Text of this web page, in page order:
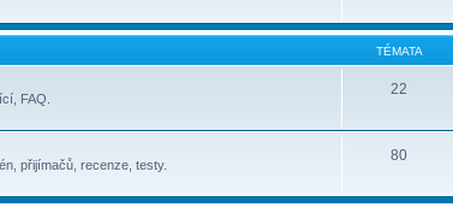
TÉMATA
FAQ.
22
přijímačů, recenze, testy.
80